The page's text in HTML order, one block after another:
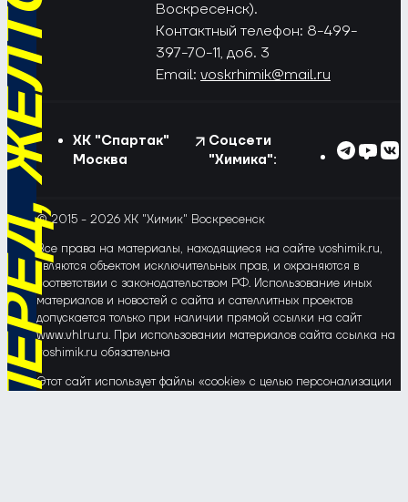
Воскресенск).
Контактный телефон: 8-499-
397-70-11, доб. 3
Email: voskrhimik@mail.ru
ХК "Спартак"
Москва
Соцсети
"Химика":
© 2015 - 2026 ХК "Химик" Воскресенск
Все права на материалы, находящиеся на сайте voshimik.ru,
являются объектом исключительных прав, и охраняются в
соответствии с законодательством РФ. Использование иных
материалов и новостей с сайта и сателлитных проектов
допускается только при наличии прямой ссылки на сайт
www.vhlru.ru. При использовании материалов сайта ссылка на
voshimik.ru обязательна
Этот сайт использует файлы «cookie» с целью персонализации